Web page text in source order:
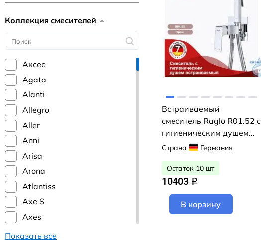
Коллекция смесителей
Аксес
Agata
Alanti
Allegro
Aller
Anni
Arisa
Arona
Atlantiss
Axe S
Axes
B
Показать все
Встраиваемый
смеситель Raglo R01.52 с
гигиеническим душем
(хром)
Страна Германия
Остаток 10 шт
10403 q
В корзину